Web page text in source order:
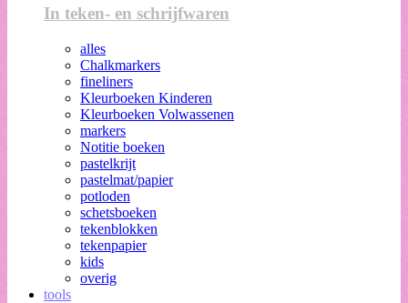
In teken- en schrijfwaren
alles
Chalkmarkers
fineliners
Kleurboeken Kinderen
Kleurboeken Volwassenen
markers
Notitie boeken
pastelkrijt
pastelmat/papier
potloden
schetsboeken
tekenblokken
tekenpapier
kids
overig
tools